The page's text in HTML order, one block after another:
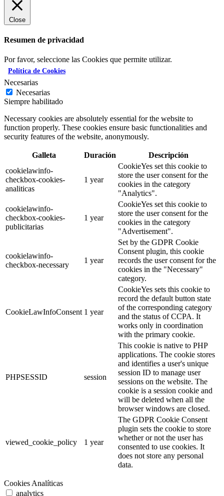
Close
Resumen de privacidad
Por favor, seleccione las Cookies que permite utilizar.
Política de Cookies
Necesarias
Necesarias
Siempre habilitado
Necessary cookies are absolutely essential for the website to
function properly. These cookies ensure basic functionalities and
security features of the website, anonymously.
Galleta Duración
Descripción
cookielawinfo-
checkbox-cookies-
analiticas
1 year
CookieYes set this cookie to
store the user consent for the
cookies in the category
"Analytics".
cookielawinfo-
checkbox-cookies-
publicitarias
1 year
CookieYes set this cookie to
store the user consent for the
cookies in the category
"Advertisement".
cookielawinfo-
checkbox-necessary
1 year
Set by the GDPR Cookie
Consent plugin, this cookie
records the user consent for the
cookies in the "Necessary"
category.
CookieLawInfoConsent 1 year
CookieYes sets this cookie to
record the default button state
of the corresponding category
and the status of CCPA. It
works only in coordination
with the primary cookie.
PHPSESSID session
This cookie is native to PHP
applications. The cookie stores
and identifies a user's unique
session ID to manage user
sessions on the website. The
cookie is a session cookie and
will be deleted when all the
browser windows are closed.
viewed_cookie_policy 1 year
The GDPR Cookie Consent
plugin sets the cookie to store
whether or not the user has
consented to use cookies. It
does not store any personal
data.
Cookies Analíticas
analytics